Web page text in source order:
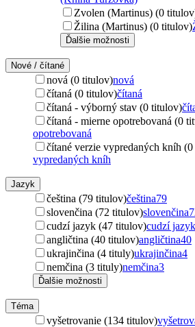
Zvolen (Martinus) (0
Žilina (Martinus) (0 titulov)
Ďalšie možnosti
Nové / čítané
nová (0 titulov)nová
čítaná (0 titulov)čítaná
čítaná - výborný stav (0 titulov)
čítaná - mierne opotrebovaná (0
opotrebovaná
čítané verzie vypredaných kníh
vypredaných kníh
Jazyk
čeština (79 titulov)čeština79
slovenčina (72 titulov)slovenčina
cudzí jazyk (47 titulov)cudzí jazyk
angličtina (40 titulov)angličtina40
ukrajinčina (4 tituly)ukrajinčina4
nemčina (3 tituly)nemčina3
Ďalšie možnosti
Téma
vyšetrovanie (134 titulov)